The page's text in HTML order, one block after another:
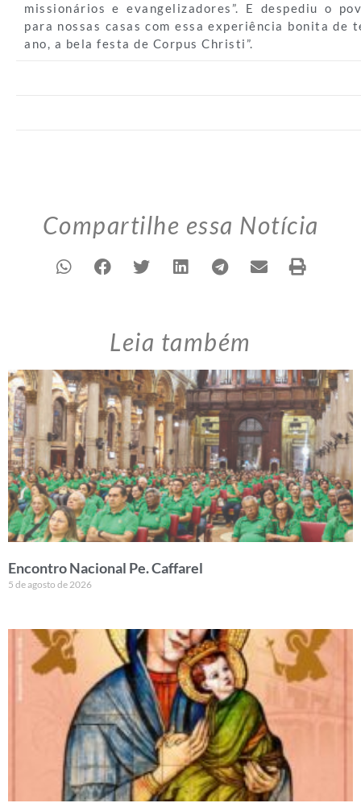
missionários e evangelizadores”. E despediu o
para nossas casas com essa experiência bonita de
ano, a bela festa de Corpus Christi”.
Compartilhe essa Notícia
Leia também
Encontro Nacional Pe. Caffarel
5 de agosto de 2026